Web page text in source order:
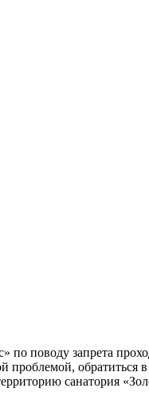
по поводу запрета
проблемой, обратиться
санатория